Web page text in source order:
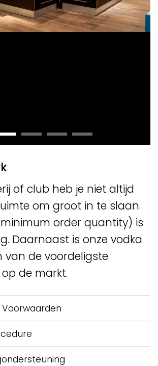
of club heb je niet altijd
om groot in te slaan.
order quantity) is
Daarnaast is onze vodka
van de voordeligste
de markt.
Voorwaarden